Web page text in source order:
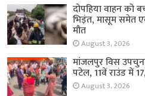
दोपहिया वाहन को
भिड़ंत, मासूम समेत
मौत
August 3, 2026
मांजलपुर विस
पटेल, 11वें राउंड में
August 3, 2026